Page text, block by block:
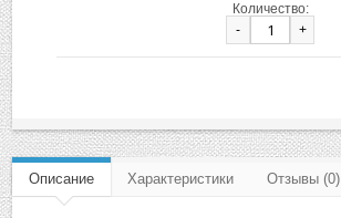
Количество:
-
+
Описание Характеристики Отзывы (0)